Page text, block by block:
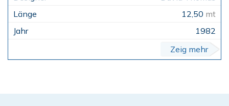
12,50 mt
1982
Zeig mehr